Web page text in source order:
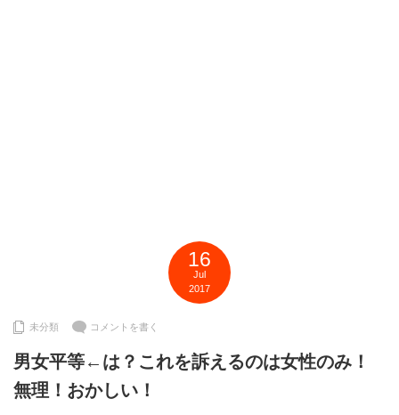
16
Jul
2017
未分類 コメントを書く
男女平等←は？これを訴えるのは女性のみ！
無理！おかしい！